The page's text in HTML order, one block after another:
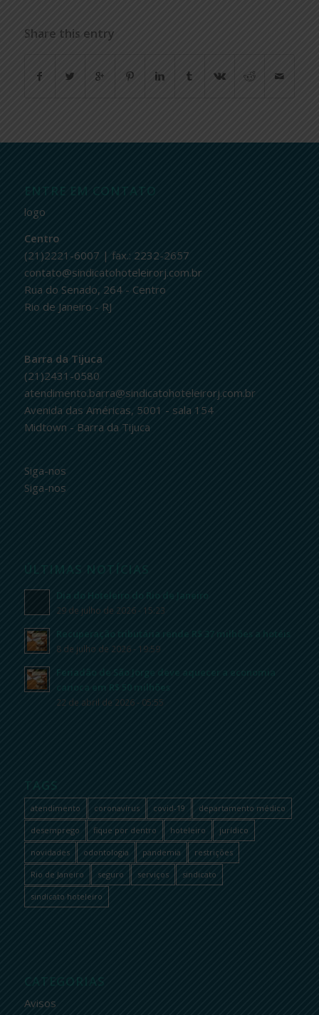
Share this entry
ENTRE EM CONTATO
logo
Centro
(21)2221-6007 | fax.: 2232-2657
contato@sindicatohoteleirorj.com.br
Rua do Senado, 264 - Centro
Rio de Janeiro - RJ
Barra da Tijuca
(21)2431-0580
atendimento.barra@sindicatohoteleirorj.com.br
Avenida das Américas, 5001 - sala 154
Midtown - Barra da Tijuca
Siga-nos
Siga-nos
ÚLTIMAS NOTÍCIAS
Dia do Hoteleiro do Rio de Janeiro
29 de julho de 2026 - 15:23
Recuperação tributária rende R$ 37 milhões a hotéis
8 de julho de 2026 - 19:59
Feriadão de São Jorge deve aquecer a economia
carioca em R$ 50 milhões
22 de abril de 2026 - 05:55
TAGS
atendimento coronavírus covid-19 departamento médico
desemprego fique por dentro hoteleiro jurídico
novidades odontologia pandemia restrições
Rio de Janeiro seguro serviços sindicato
sindicato hoteleiro
CATEGORIAS
Avisos